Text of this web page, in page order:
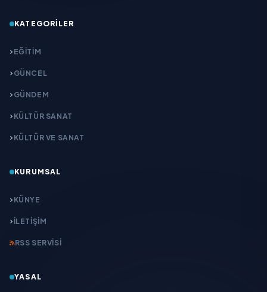
KATEGORILER
EĞITIM
GÜNCEL
GÜNDEM
KÜLTÜR SANAT
KÜLTÜR VE SANAT
KURUMSAL
KÜNYE
İLETIŞIM
RSS SERVISI
YASAL